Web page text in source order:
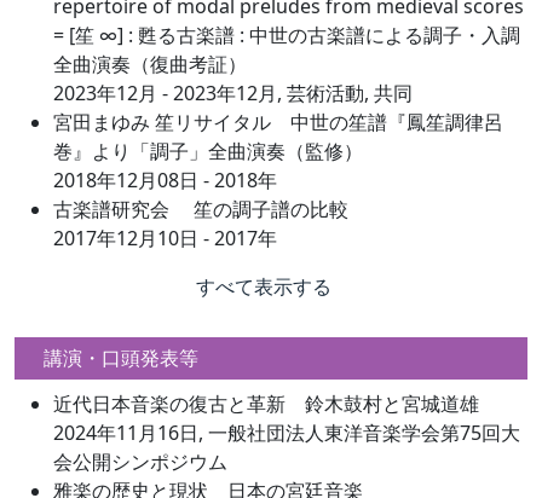
repertoire of modal preludes from medieval scores
= [笙 ∞] : 甦る古楽譜 : 中世の古楽譜による調子・入調
全曲演奏（復曲考証）
2023年12月 - 2023年12月, 芸術活動, 共同
宮田まゆみ 笙リサイタル 中世の笙譜『鳳笙調律呂
巻』より「調子」全曲演奏（監修）
2018年12月08日 - 2018年
古楽譜研究会 笙の調子譜の比較
2017年12月10日 - 2017年
すべて表示する
講演・口頭発表等
近代⽇本⾳楽の復古と⾰新 鈴⽊⿎村と宮城道雄
2024年11月16日, 一般社団法人東洋音楽学会第75回大
会公開シンポジウム
雅楽の歴史と現状 日本の宮廷音楽